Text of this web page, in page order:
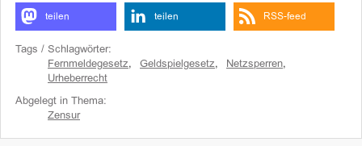
teilen teilen RSS-feed
Tags / Schlagwörter:
Fernmeldegesetz, Geldspielgesetz, Netzsperren,
Urheberrecht
Abgelegt in Thema:
Zensur